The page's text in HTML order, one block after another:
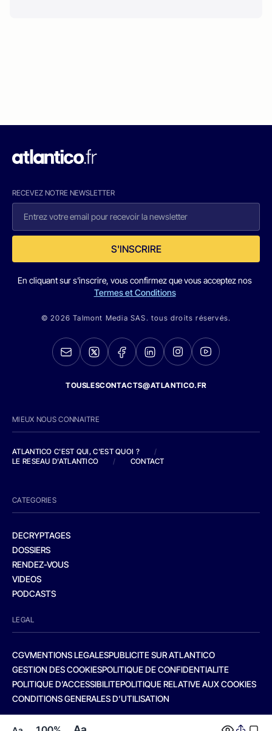
RECEVEZ NOTRE NEWSLETTER
S'INSCRIRE
En cliquant sur s'inscrire, vous confirmez que vous acceptez nos
Termes et Conditions
© 2026 Talmont Media SAS. tous droits réservés.
TOUSLESCONTACTS@ATLANTICO.FR
MIEUX NOUS CONNAITRE
ATLANTICO C'EST QUI, C'EST QUOI ?
/
LE RESEAU D'ATLANTICO
/ CONTACT
CATEGORIES
DECRYPTAGES
DOSSIERS
RENDEZ-VOUS
VIDEOS
PODCASTS
LEGAL
CGVMENTIONS LEGALESPUBLICITE SUR ATLANTICO
GESTION DES COOKIESPOLITIQUE DE CONFIDENTIALITE
POLITIQUE D’ACCESSIBILITEPOLITIQUE RELATIVE AUX COOKIES
CONDITIONS GENERALES D’UTILISATION